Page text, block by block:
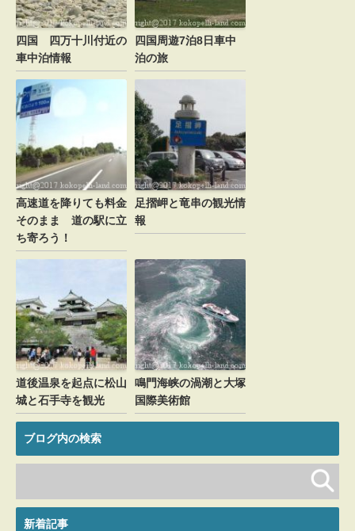
メール*
新規投稿の通知をメールで受け取る場合、ここを
チェックしてください。
四国 四万十川付近の
車中泊情報
四国周遊7泊8日車中
泊の旅
高速道を降りても料金
そのまま 道の駅に立
ち寄ろう！
足摺岬と竜串の観光情
報
道後温泉を起点に松山
城と石手寺を観光
鳴門海峡の渦潮と大塚
国際美術館
ブログ内の検索
新着記事